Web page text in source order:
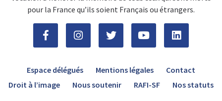
pour la France qu’ils soient Français ou étrangers.
Espace délégués Mentions légales
Contact
Droit à l’image
Nous soutenir RAFI-SF Nos statuts